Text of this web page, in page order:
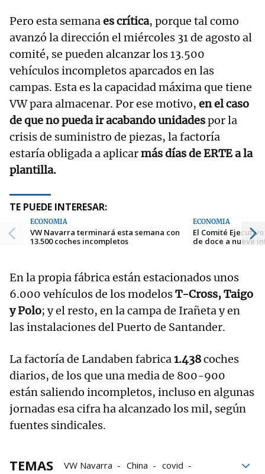
Pero esta semanaes crítica, porque tal como
avanzó la dirección el miércoles 31 de agosto al
comité, se pueden alcanzar los 13.500
vehículos incompletos aparcados en las
campas. Esta es la capacidad máxima que tiene
VW para almacenar. Por ese motivo, en el caso
de que no pueda ir acabando unidadespor la
crisis de suministro de piezas, la factoría
estaría obligada a aplicarmás días de ERTE a la
plantilla.
TE PUEDE INTERESAR:
ECONOMÍA
VW Navarra terminará esta semana con
13.500 coches incompletos
ECONOMÍA
El Comité
de doce a nueve
En la propia fábrica están estacionados unos
6.000 vehículos de los modelosT-Cross, Taigo
y Polo; y el resto, en la campa de Irañeta y en
las instalaciones del Puerto de Santander.
La factoría de Landaben fabrica1.438coches
diarios, de los que una media de 800-900
están saliendo incompletos, incluso en algunas
jornadas esa cifra ha alcanzado los mil, según
fuentes sindicales.
TEMAS VW Navarra China
covid